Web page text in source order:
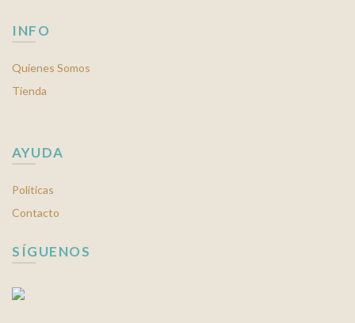
INFO
Quienes Somos
Tienda
AYUDA
Políticas
Contacto
SÍGUENOS